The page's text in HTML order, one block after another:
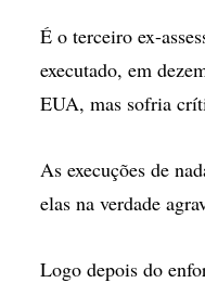
É o terceiro ex-
executado, em
EUA, mas sofria
As execuções de
elas na verdade
Logo depois do